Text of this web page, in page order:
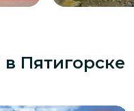
в Пятигорске